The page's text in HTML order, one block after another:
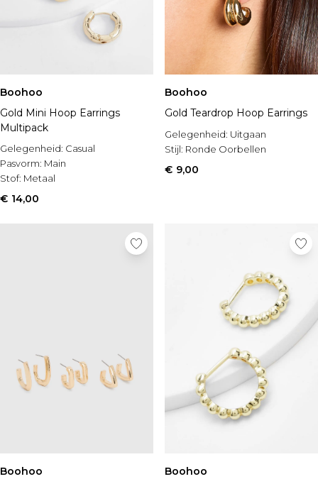
Boohoo
Gold Mini Hoop Earrings
Multipack
Gelegenheid: Casual
Pasvorm: Main
Stof: Metaal
€ 14,00
Boohoo
Gold Teardrop Hoop Earrings
Gelegenheid: Uitgaan
Stijl: Ronde Oorbellen
€ 9,00
Boohoo
Boohoo